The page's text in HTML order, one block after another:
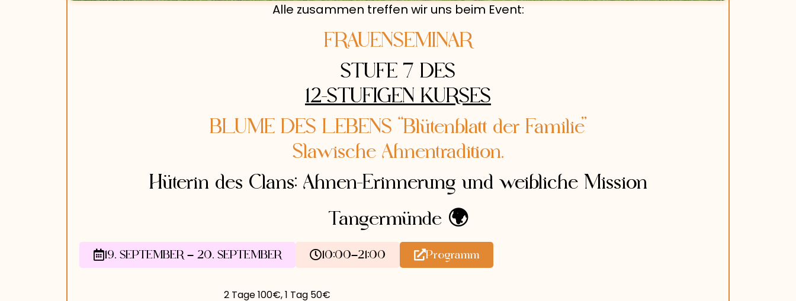
Alle zusammen treffen wir uns beim Event:
FRAUENSEMINAR
STUFE 7 DES
12-STUFIGEN KURSES
BLUME DES LEBENS “Blütenblatt der Familie”
Slawische Ahnentradition.
Hüterin des Clans: Ahnen-Erinnerung und weibliche Mission
Tangermünde 🌍
19. SEPTEMBER – 20. SEPTEMBER 10:00–21:00 Programm
2 Tage 100€, 1 Tag 50€